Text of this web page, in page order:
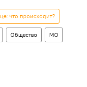
что происходит?
Общество МО